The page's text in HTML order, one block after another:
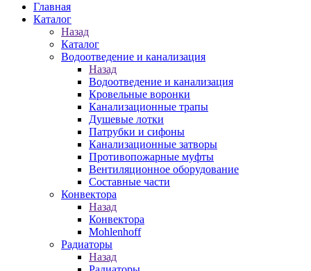
Главная
Каталог
Назад
Каталог
Водоотведение и канализация
Назад
Водоотведение и канализация
Кровельные воронки
Канализационные трапы
Душевые лотки
Патрубки и сифоны
Канализационные затворы
Противопожарные муфты
Вентиляционное оборудование
Составные части
Конвектора
Назад
Конвектора
Mohlenhoff
Радиаторы
Назад